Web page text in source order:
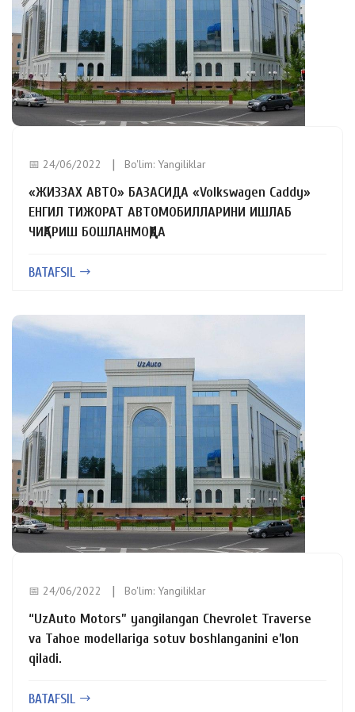
📅 24/06/2022 Bo'lim: Yangiliklar
«ЖИЗЗАХ АВТО» БАЗАСИДА «Volkswagen Caddy»
ЕНГИЛ ТИЖОРАТ АВТОМОБИЛЛАРИНИ ИШЛАБ
ЧИҚАРИШ БОШЛАНМОҚДА
BATAFSIL
📅 24/06/2022 Bo'lim: Yangiliklar
“UzAuto Motors” yangilangan Chevrolet Traverse
va Tahoe modellariga sotuv boshlanganini e’lon
qiladi.
BATAFSIL